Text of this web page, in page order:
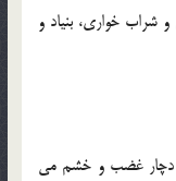
شراب خواری، بنیاد و
دچار غضب و خشم می